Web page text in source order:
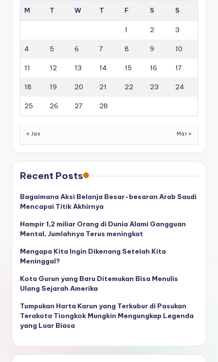
M
T W T F S S
1 2 3
4 5 6 7 8 9 10
11 12 13 14 15 16 17
18 19 20 21 22 23 24
25 26 27 28
« Jan Mar »
Recent Posts
Bagaimana Aksi Belanja Besar-besaran Arab Saudi
Mencapai Titik Akhirnya
Hampir 1,2 miliar Orang di Dunia Alami Gangguan
Mental, Jumlahnya Terus meningkat
Mengapa Kita Ingin Dikenang Setelah Kita
Meninggal?
Kota Gurun yang Baru Ditemukan Bisa Menulis
Ulang Sejarah Amerika
Tumpukan Harta Karun yang Terkubur di Pasukan
Terakota Tiongkok Mungkin Mengungkap Legenda
yang Luar Biasa